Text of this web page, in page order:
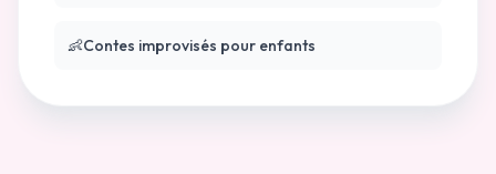
👶Contes improvisés pour enfants